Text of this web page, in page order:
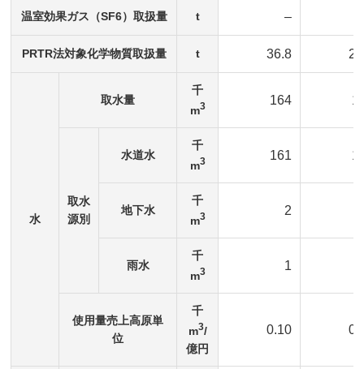
温室効果ガス（SF6）取扱量 t –
PRTR法対象化学物質取扱量 t 36.8
水
取水量
千
m3 164
取水
源別
水道水
千
m3 161
地下水
千
m3 2
雨水
千
m3 1
使用量売上高原単
位
千
m3/
億円
0.10